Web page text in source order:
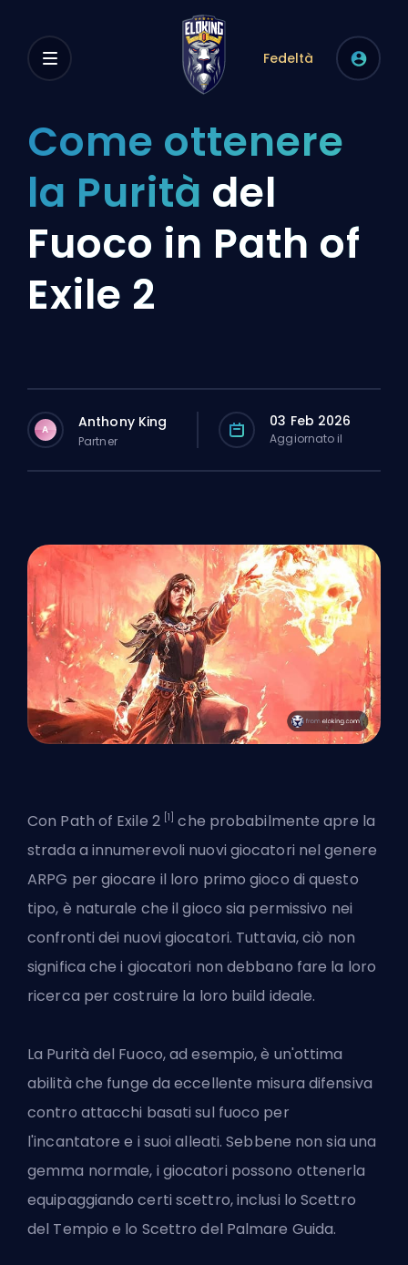
Fedeltà
Come ottenere
la Purità del
Fuoco in Path of
Exile 2
A Anthony King
Partner
03 Feb 2026
Aggiornato il
Con Path of Exile 2 [1] che probabilmente apre la
strada a innumerevoli nuovi giocatori nel genere
ARPG per giocare il loro primo gioco di questo
tipo, è naturale che il gioco sia permissivo nei
confronti dei nuovi giocatori. Tuttavia, ciò non
significa che i giocatori non debbano fare la loro
ricerca per costruire la loro build ideale.
La Purità del Fuoco, ad esempio, è un'ottima
abilità che funge da eccellente misura difensiva
contro attacchi basati sul fuoco per
l'incantatore e i suoi alleati. Sebbene non sia una
gemma normale, i giocatori possono ottenerla
equipaggiando certi scettro, inclusi lo Scettro
del Tempio e lo Scettro del Palmare Guida.